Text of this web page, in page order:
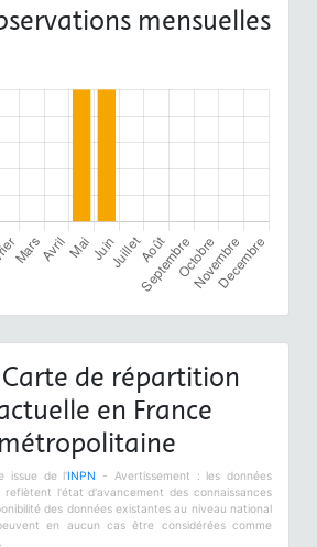
mensuelles
Carte de répartition
en France
métropolitaine
issue de l'INPN
- Avertissement : les données
reflètent l'état d'avancement des connaissances
des données existantes au niveau national
en aucun cas être considérées comme